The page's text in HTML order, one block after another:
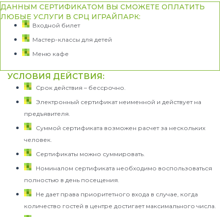
г. Новосибирск,
ДАННЫМ СЕРТИФИКАТОМ ВЫ СМОЖЕТЕ ОПЛАТИТЬ
ЛЮБЫЕ УСЛУГИ В СРЦ ИГРАЙПАРК:
Входной билет
Мастер-классы для детей
Меню кафе
УСЛОВИЯ ДЕЙСТВИЯ:
Срок действия – бессрочно.
Электронный сертификат неименной и действует на
предъявителя.
Суммой сертификата возможен расчет за нескольких
человек.
Сертификаты можно суммировать.
Номиналом сертификата необходимо воспользоваться
полностью в день посещения.
Не дает права приоритетного входа в случае, когда
количество гостей в центре достигает максимального числа.